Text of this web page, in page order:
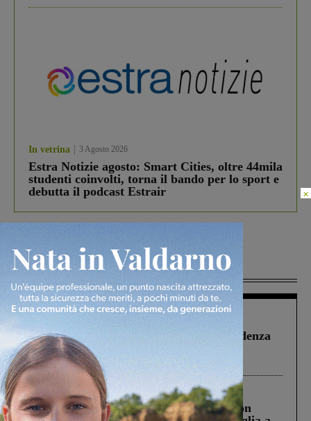
In vetrina 3 Agosto 2026
Estra Notizie agosto: Smart Cities, oltre 44mila
studenti coinvolti, torna il bando per lo sport e
debutta il podcast Estrair
Più lette
Figline Incisa Valdarno 1 Agosto 2026
Piscina di Figline finanziata oltre la scadenza
Pnrr, il gruppo di Fratelli d’Italia: “Un
ringraziamento al Governo”
Cronaca 3 Agosto 2026
Scomparso da una struttura di Castiglion
×